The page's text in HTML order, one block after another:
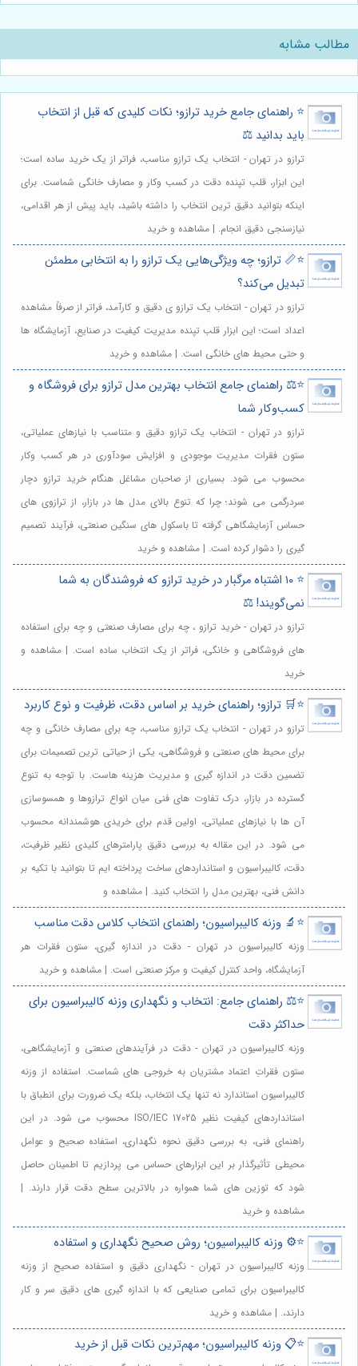
مطالب مشابه
⭐️ راهنمای جامع خرید ترازو؛ نکات کلیدی که قبل از انتخاب
باید بدانید ⚖️
ترازو در تهران - انتخاب یک ترازو مناسب، فراتر از یک خرید ساده است؛
این ابزار، قلب تپنده دقت در کسب وکار و مصارف خانگی شماست. برای
اینکه بتوانید دقیق ترین انتخاب را داشته باشید، باید پیش از هر اقدامی،
نیازسنجی دقیق انجام. | مشاهده و خرید
⭐️📏 ترازو؛ چه ویژگی‌هایی یک ترازو را به انتخابی مطمئن
تبدیل می‌کند؟
ترازو در تهران - انتخاب یک ترازو ی دقیق و کارآمد، فراتر از صرفاً مشاهده
اعداد است؛ این ابزار قلب تپنده مدیریت کیفیت در صنایع، آزمایشگاه ها
و حتی محیط های خانگی است. | مشاهده و خرید
⭐️⚖️ راهنمای جامع انتخاب بهترین مدل ترازو برای فروشگاه و
کسب‌وکار شما
ترازو در تهران - انتخاب یک ترازو دقیق و متناسب با نیازهای عملیاتی،
ستون فقرات مدیریت موجودی و افزایش سودآوری در هر کسب وکار
محسوب می شود. بسیاری از صاحبان مشاغل هنگام خرید ترازو دچار
سردرگمی می شوند؛ چرا که تنوع بالای مدل ها در بازار، از ترازوی های
حساس آزمایشگاهی گرفته تا باسکول های سنگین صنعتی، فرآیند تصمیم
گیری را دشوار کرده است. | مشاهده و خرید
⭐️ ۱۰ اشتباه مرگبار در خرید ترازو که فروشندگان به شما
نمی‌گویند! ⚖️
ترازو در تهران - خرید ترازو ، چه برای مصارف صنعتی و چه برای استفاده
های فروشگاهی و خانگی، فراتر از یک انتخاب ساده است. | مشاهده و
خرید
⭐️🛒 ترازو؛ راهنمای خرید بر اساس دقت، ظرفیت و نوع کاربرد
ترازو در تهران - انتخاب یک ترازو مناسب، چه برای مصارف خانگی و چه
برای محیط های صنعتی و فروشگاهی، یکی از حیاتی ترین تصمیمات برای
تضمین دقت در اندازه گیری و مدیریت هزینه هاست. با توجه به تنوع
گسترده در بازار، درک تفاوت های فنی میان انواع ترازوها و همسوسازی
آن ها با نیازهای عملیاتی، اولین قدم برای خریدی هوشمندانه محسوب
می شود. در این مقاله به بررسی دقیق پارامترهای کلیدی نظیر ظرفیت،
دقت، کالیبراسیون و استانداردهای ساخت پرداخته ایم تا بتوانید با تکیه بر
دانش فنی، بهترین مدل را انتخاب کنید. | مشاهده و
⭐️🔬 وزنه کالیبراسیون؛ راهنمای انتخاب کلاس دقت مناسب
وزنه کالیبراسیون در تهران - دقت در اندازه گیری، ستون فقرات هر
آزمایشگاه، واحد کنترل کیفیت و مرکز صنعتی است. | مشاهده و خرید
⭐️⚖️ راهنمای جامع: انتخاب و نگهداری وزنه کالیبراسیون برای
حداکثر دقت
وزنه کالیبراسیون در تهران - دقت در فرآیندهای صنعتی و آزمایشگاهی،
ستون فقراتِ اعتماد مشتریان به خروجی های شماست. استفاده از وزنه
کالیبراسیون استاندارد نه تنها یک انتخاب، بلکه یک ضرورت برای انطباق با
استانداردهای کیفیت نظیر ISO/IEC 17025 محسوب می شود. در این
راهنمای فنی، به بررسی دقیق نحوه نگهداری، استفاده صحیح و عوامل
محیطی تأثیرگذار بر این ابزارهای حساس می پردازیم تا اطمینان حاصل
شود که توزین های شما همواره در بالاترین سطح دقت قرار دارند. |
مشاهده و خرید
⭐️⚙️ وزنه کالیبراسیون؛ روش صحیح نگهداری و استفاده
وزنه کالیبراسیون در تهران - نگهداری دقیق و استفاده صحیح از وزنه
کالیبراسیون برای تمامی صنایعی که با اندازه گیری های دقیق سر و کار
دارند،. | مشاهده و خرید
⭐️📋 وزنه کالیبراسیون؛ مهم‌ترین نکات قبل از خرید